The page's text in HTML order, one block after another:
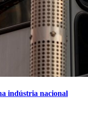
indústria nacional